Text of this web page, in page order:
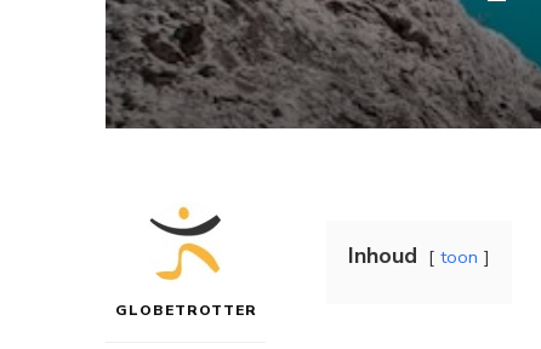
GLOBETROTTER
Inhoud toon